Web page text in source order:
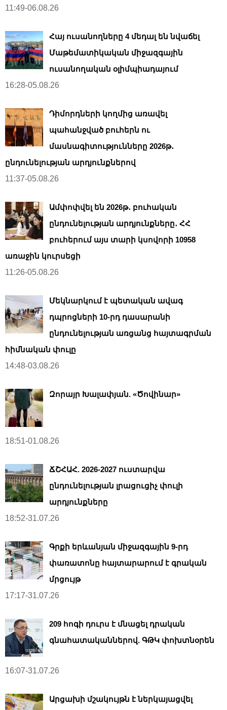
11:49-06.08.26
Հայ ուսանողները 4 մեդալ են նվաճել
Մաթեմատիկական միջազգային
ուսանողական օլիմպիադայում
16:28-05.08.26
Դիմորդների կողմից առավել
պահանջված բուհերն ու
մասնագիտությունները 2026թ․
ընդունելության արդյունքներով
11:37-05.08.26
Ամփոփվել են 2026թ․ բուհական
ընդունելության արդյունքները․ ՀՀ
բուհերում այս տարի կսովորի 10958
առաջին կուրսեցի
11:26-05.08.26
Մեկնարկում է պետական ավագ
դպրոցների 10-րդ դասարանի
ընդունելության առցանց հայտագրման
հիմնական փուլը
14:48-03.08.26
Զորայր Խալափյան. «Ծովինար»
18:51-01.08.26
ՃՇՀԱՀ. 2026-2027 ուստարվա
ընդունելության լրացուցիչ փուլի
արդյունքները
18:52-31.07.26
Գրքի երևանյան միջազգային 9-րդ
փառատոնը հայտարարում է գրական
մրցույթ
17:17-31.07.26
209 հոգի դուրս է մնացել դրական
գնահատականներով. ԳԹԿ փոխտնօրեն
16:07-31.07.26
Արցախի մշակույթն է ներկայացվել